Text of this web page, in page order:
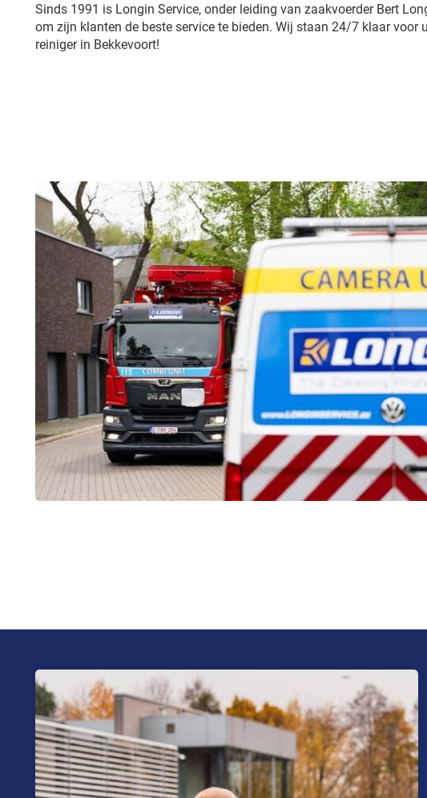
Sinds 1991 is Longin Service, onder leiding van zaakvoerder Bert
om zijn klanten de beste service te bieden. Wij staan 24/7 klaar voor
reiniger in Bekkevoort!